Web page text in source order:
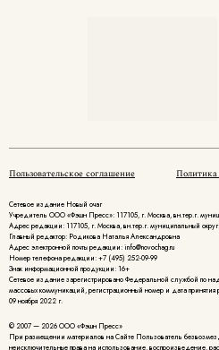
Пользовательское соглашение
Сетевое издание Новый очаг
Учредитель ООО «Фэшн Пресс»: 117105, г. Москва, вн.тер.г.
Адрес редакции: 117105, г. Москва, вн.тер.г. муниципальный
Главный редактор: Родикова Наталья Александровна
Адрес электронной почты редакции: info@novochag.ru
Номер телефона редакции: +7 (495) 252-09-99
Знак информационной продукции: 16+
Cетевое издание зарегистрировано Федеральной службой по
массовых коммуникаций, регистрационный номер и дата
09 ноября 2022 г.
© 2007 — 2026 ООО «Фэшн Пресс»
При размещении материалов на Сайте Пользователь
неисключительные права на использование, воспроизведение,